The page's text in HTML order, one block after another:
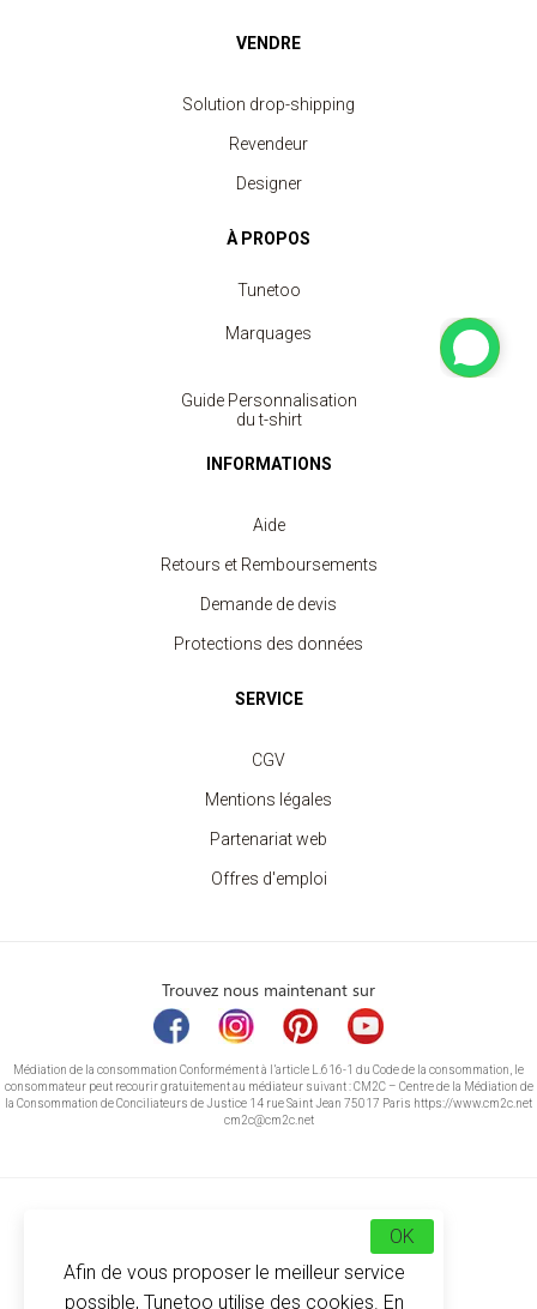
VENDRE
Solution drop-shipping
Revendeur
Designer
À PROPOS
Tunetoo
Marquages
Guide Personnalisation
du t-shirt
INFORMATIONS
Aide
Retours et Remboursements
Demande de devis
Protections des données
SERVICE
CGV
Mentions légales
Partenariat web
Offres d'emploi
Trouvez nous maintenant sur
Médiation de la consommation Conformément à l’article L.616-1 du Code de la consommation, le
consommateur peut recourir gratuitement au médiateur suivant : CM2C – Centre de la Médiation de
la Consommation de Conciliateurs de Justice 14 rue Saint Jean 75017 Paris https://www.cm2c.net
cm2c@cm2c.net
Afin de vous proposer le meilleur service
possible, Tunetoo utilise des cookies. En
OK